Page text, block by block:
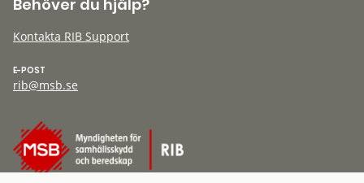
Behöver du hjälp?
Kontakta RIB Support
E-POST
rib@msb.se